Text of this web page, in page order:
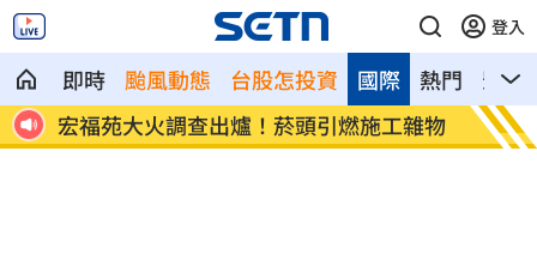
登入
即時 颱風動態 台股怎投資 熱門 影音
國際
！
宏福苑大火調查出爐！菸頭引燃施工雜物
定投
位！